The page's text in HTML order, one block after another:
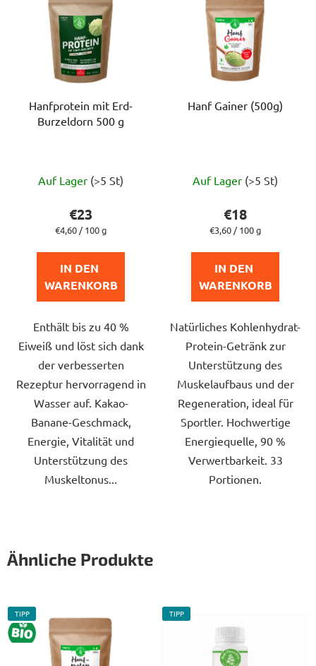
Hanfprotein mit Erd-
Burzeldorn 500 g
durchschnittliche
ist
von
5
Sternen.
Auf Lager (>5 St)
€23
Verkaufspreis:
€4,60 / 100 g
IN DEN
WARENKORB
Enthält bis zu 40 %
Eiweiß und löst sich dank
der verbesserten
Rezeptur hervorragend in
Wasser auf. Kakao-
Banane-Geschmack,
Energie, Vitalität und
Unterstützung des
Muskeltonus...
Hanf Gainer (500g)
ist
von
5
Sternen.
Auf Lager (>5 St)
€18
Verkaufspreis:
€3,60 / 100 g
IN DEN
WARENKORB
Natürliches Kohlenhydrat-
Protein-Getränk zur
Unterstützung des
Muskelaufbaus und der
Regeneration, ideal für
Sportler. Hochwertige
Energiequelle, 90 %
Verwertbarkeit. 33
Portionen.
Ähnliche Produkte
TIPP
BIO
TIPP